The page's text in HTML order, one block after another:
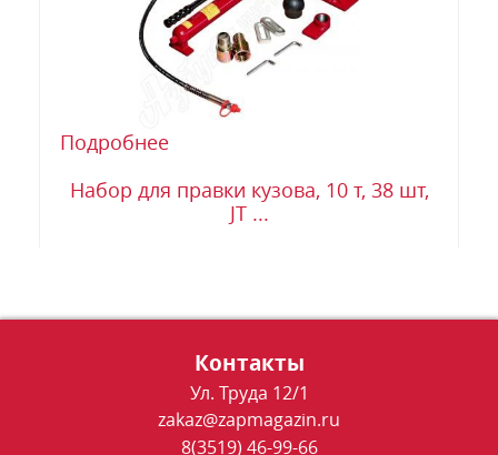
Подробнее
Набор для правки кузова, 10 т, 38 шт,
JT ...
Контакты
Ул. Труда 12/1
zakaz@zapmagazin.ru
8(3519) 46-99-66